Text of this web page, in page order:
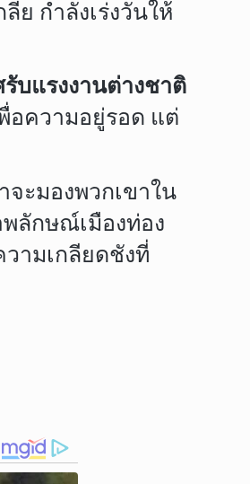
ย กำลังเร่งวันให้
รับแรงงานต่างชาติ
อความอยู่รอด แต่
จะมองพวกเขาใน
ลักษณ์เมืองท่อง
ามเกลียดชังที่